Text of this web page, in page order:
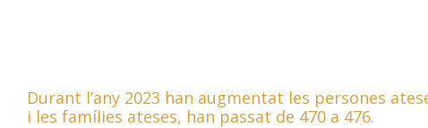
Durant l’any 2023 han augmentat les persones
i les famílies ateses, han passat de 470 a 476.